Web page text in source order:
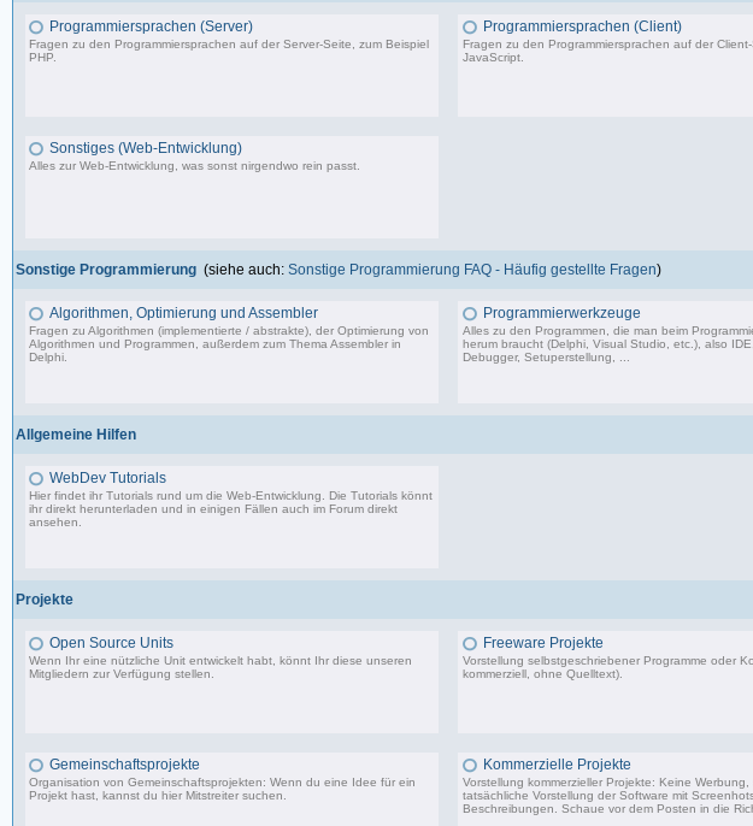
Programmiersprachen (Server)
Fragen zu den Programmiersprachen auf der Server-Seite, zum Beispiel
PHP.
Programmiersprachen (Client)
Fragen zu den Programmiersprachen auf der
JavaScript.
Sonstiges (Web-Entwicklung)
Alles zur Web-Entwicklung, was sonst nirgendwo rein passt.
Sonstige Programmierung (siehe auch: Sonstige Programmierung FAQ - Häufig gestellte Fragen)
Algorithmen, Optimierung und Assembler
Fragen zu Algorithmen (implementierte / abstrakte), der Optimierung von
Algorithmen und Programmen, außerdem zum Thema Assembler in
Delphi.
Programmierwerkzeuge
Alles zu den Programmen, die man beim
herum braucht (Delphi, Visual Studio, etc.), also
Debugger, Setuperstellung, ...
Allgemeine Hilfen
WebDev Tutorials
Hier findet ihr Tutorials rund um die Web-Entwicklung. Die Tutorials könnt
ihr direkt herunterladen und in einigen Fällen auch im Forum direkt
ansehen.
Projekte
Open Source Units
Wenn Ihr eine nützliche Unit entwickelt habt, könnt Ihr diese unseren
Mitgliedern zur Verfügung stellen.
Freeware Projekte
Vorstellung selbstgeschriebener Programme oder
kommerziell, ohne Quelltext).
Gemeinschaftsprojekte
Organisation von Gemeinschaftsprojekten: Wenn du eine Idee für ein
Projekt hast, kannst du hier Mitstreiter suchen.
Kommerzielle Projekte
Vorstellung kommerzieller Projekte: Keine
tatsächliche Vorstellung der Software mit
Beschreibungen. Schaue vor dem Posten in die